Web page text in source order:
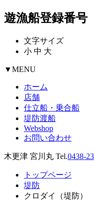
遊漁船登録番号
文字サイズ
小 中 大
▼MENU
ホーム
店舗
仕立船・乗合船
堤防渡船
Webshop
お問い合わせ
木更津 宮川丸 Tel.0438-
トップページ
堤防
クロダイ（堤防）